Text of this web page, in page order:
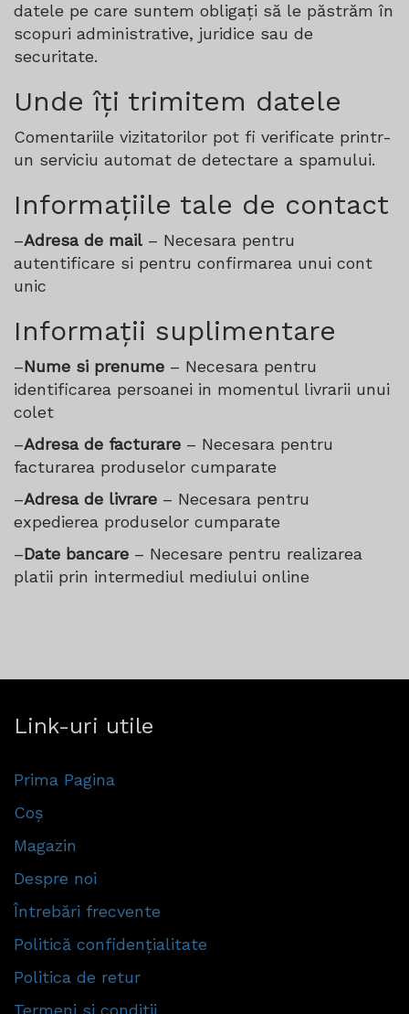
datele pe care suntem obligați să le păstrăm în
scopuri administrative, juridice sau de
securitate.
Unde îți trimitem datele
Comentariile vizitatorilor pot fi verificate printr-
un serviciu automat de detectare a spamului.
Informațiile tale de contact
–Adresa de mail – Necesara pentru
autentificare si pentru confirmarea unui cont
unic
Informații suplimentare
–Nume si prenume – Necesara pentru
identificarea persoanei in momentul livrarii unui
colet
–Adresa de facturare – Necesara pentru
facturarea produselor cumparate
–Adresa de livrare – Necesara pentru
expedierea produselor cumparate
–Date bancare – Necesare pentru realizarea
platii prin intermediul mediului online
Link-uri utile
Prima Pagina
Coș
Magazin
Despre noi
Întrebări frecvente
Politică confidențialitate
Politica de retur
Termeni si conditii